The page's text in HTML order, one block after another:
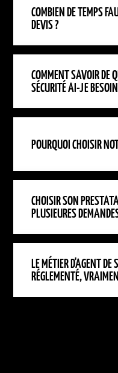
COMBIEN DE TEMPS
DEVIS ?
COMMENT SAVOIR DE
SÉCURITÉ AI-JE
POURQUOI CHOISIR
CHOISIR SON
PLUSIEURES
LE MÉTIER D'AGENT DE
RÉGLEMENTÉ,